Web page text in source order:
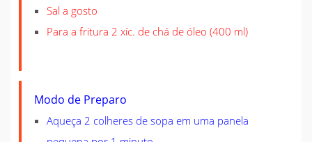
Sal a gosto
Para a fritura 2 xíc. de chá de óleo (400 ml)
Modo de Preparo
Aqueça 2 colheres de sopa em uma panela